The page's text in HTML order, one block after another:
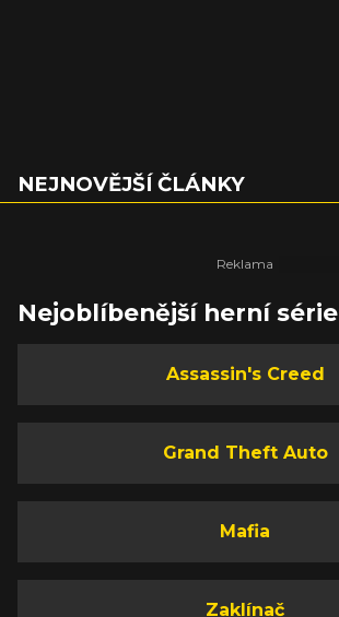
NEJNOVĚJŠÍ ČLÁNKY
Nejoblíbenější herní série
Assassin's Creed
Grand Theft Auto
Mafia
Zaklínač